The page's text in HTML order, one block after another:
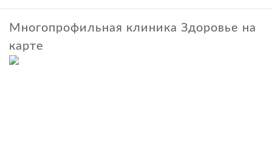
Многопрофильная клиника Здоровье на
карте